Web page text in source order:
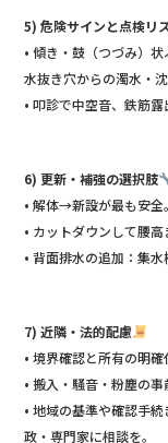
5) 危険サインと点検リ
• 傾き・鼓（つづみ）
水抜き穴からの濁水・沈
• 叩診で中空音、鉄筋露
6) 更新・補強の選択肢
• 解体→新設が最も安全
• カットダウンして腰
• 背面排水の追加：集水
7) 近隣・法的配慮
• 境界確認と所有の明確
• 搬入・騒音・粉塵の
• 地域の基準や確認手
政・専門家に相談を。